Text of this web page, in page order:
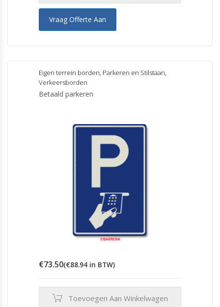
Vraag Offerte Aan
Eigen terrein borden, Parkeren en Stilstaan,
Verkeersborden
Betaald parkeren
€73.50(€88.94 in BTW)
Toevoegen Aan Winkelwagen